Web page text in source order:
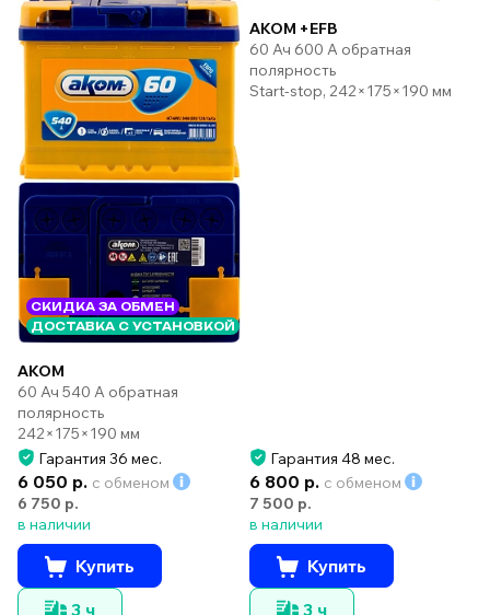
СКИДКА ЗА ОБМЕН
ДОСТАВКА С УСТАНОВКОЙ
AKOM
60 Ач 540 А обратная
полярность
242×175×190 мм
Гарантия 36 мес.
6 050 р. с обменом
6 750 р.
в наличии
Купить
3 ч
AKOM +EFB
60 Ач 600 А обратная
полярность
Start-stop, 242×175×190 мм
Гарантия 48 мес.
6 800 р. с обменом
7 500 р.
в наличии
Купить
3 ч